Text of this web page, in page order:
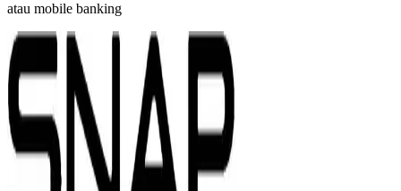
atau mobile banking